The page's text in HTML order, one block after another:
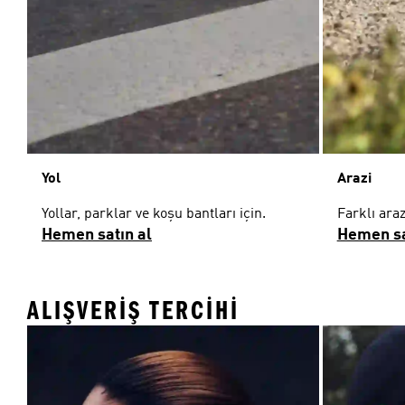
Yol
Yollar, parklar ve koşu bantları için.
Hemen satın al
Arazi
Farklı
Hemen
ALIŞVERIŞ TERCIHI